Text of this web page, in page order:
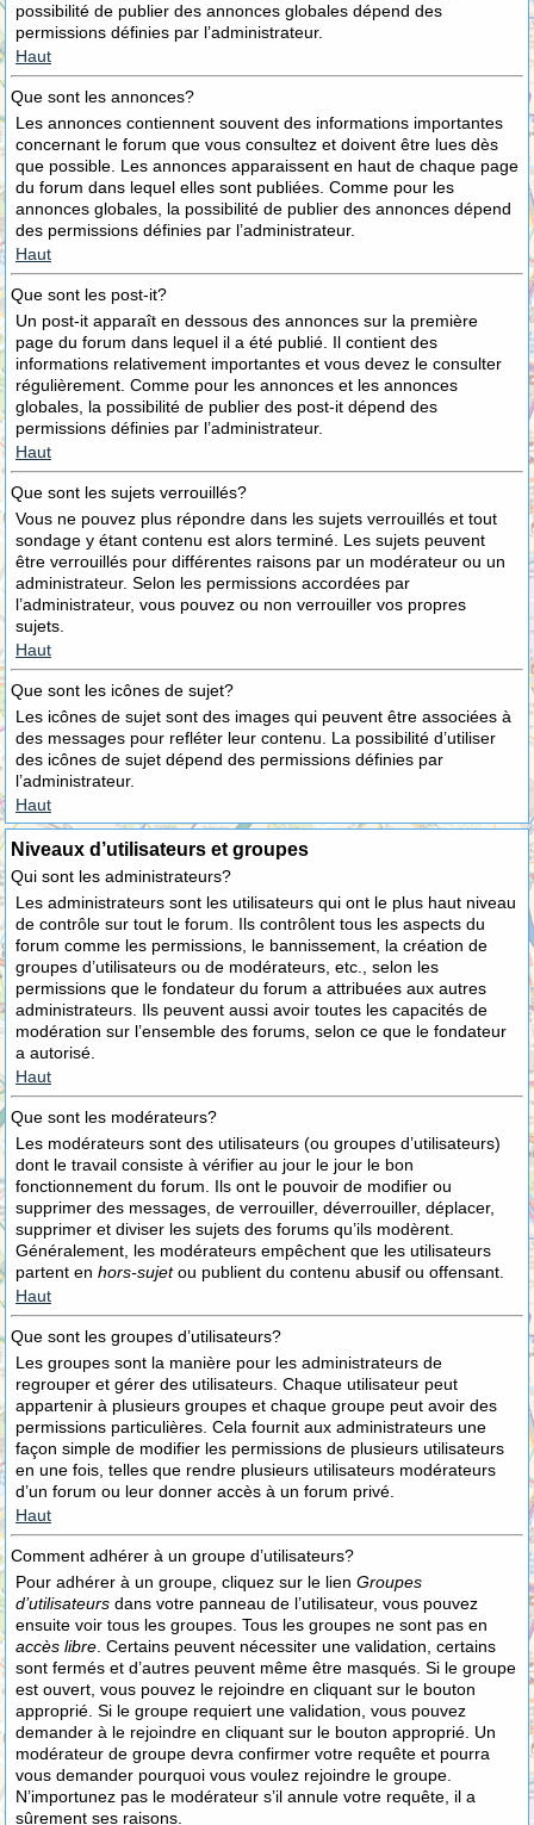
possibilité de publier des annonces globales dépend des
permissions définies par l’administrateur.
Haut
Que sont les annonces?
Les annonces contiennent souvent des informations importantes
concernant le forum que vous consultez et doivent être lues dès
que possible. Les annonces apparaissent en haut de chaque page
du forum dans lequel elles sont publiées. Comme pour les
annonces globales, la possibilité de publier des annonces dépend
des permissions définies par l’administrateur.
Haut
Que sont les post-it?
Un post-it apparaît en dessous des annonces sur la première
page du forum dans lequel il a été publié. Il contient des
informations relativement importantes et vous devez le consulter
régulièrement. Comme pour les annonces et les annonces
globales, la possibilité de publier des post-it dépend des
permissions définies par l’administrateur.
Haut
Que sont les sujets verrouillés?
Vous ne pouvez plus répondre dans les sujets verrouillés et tout
sondage y étant contenu est alors terminé. Les sujets peuvent
être verrouillés pour différentes raisons par un modérateur ou un
administrateur. Selon les permissions accordées par
l’administrateur, vous pouvez ou non verrouiller vos propres
sujets.
Haut
Que sont les icônes de sujet?
Les icônes de sujet sont des images qui peuvent être associées à
des messages pour refléter leur contenu. La possibilité d’utiliser
des icônes de sujet dépend des permissions définies par
l’administrateur.
Haut
Niveaux d’utilisateurs et groupes
Qui sont les administrateurs?
Les administrateurs sont les utilisateurs qui ont le plus haut niveau
de contrôle sur tout le forum. Ils contrôlent tous les aspects du
forum comme les permissions, le bannissement, la création de
groupes d’utilisateurs ou de modérateurs, etc., selon les
permissions que le fondateur du forum a attribuées aux autres
administrateurs. Ils peuvent aussi avoir toutes les capacités de
modération sur l’ensemble des forums, selon ce que le fondateur
a autorisé.
Haut
Que sont les modérateurs?
Les modérateurs sont des utilisateurs (ou groupes d’utilisateurs)
dont le travail consiste à vérifier au jour le jour le bon
fonctionnement du forum. Ils ont le pouvoir de modifier ou
supprimer des messages, de verrouiller, déverrouiller, déplacer,
supprimer et diviser les sujets des forums qu’ils modèrent.
Généralement, les modérateurs empêchent que les utilisateurs
partent en hors-sujetou publient du contenu abusif ou offensant.
Haut
Que sont les groupes d’utilisateurs?
Les groupes sont la manière pour les administrateurs de
regrouper et gérer des utilisateurs. Chaque utilisateur peut
appartenir à plusieurs groupes et chaque groupe peut avoir des
permissions particulières. Cela fournit aux administrateurs une
façon simple de modifier les permissions de plusieurs utilisateurs
en une fois, telles que rendre plusieurs utilisateurs modérateurs
d’un forum ou leur donner accès à un forum privé.
Haut
Comment adhérer à un groupe d’utilisateurs?
Pour adhérer à un groupe, cliquez sur le lien Groupes
d’utilisateurs dans votre panneau de l’utilisateur, vous pouvez
ensuite voir tous les groupes. Tous les groupes ne sont pas en
accès libre . Certains peuvent nécessiter une validation, certains
sont fermés et d’autres peuvent même être masqués. Si le groupe
est ouvert, vous pouvez le rejoindre en cliquant sur le bouton
approprié. Si le groupe requiert une validation, vous pouvez
demander à le rejoindre en cliquant sur le bouton approprié. Un
modérateur de groupe devra confirmer votre requête et pourra
vous demander pourquoi vous voulez rejoindre le groupe.
N’importunez pas le modérateur s’il annule votre requête, il a
sûrement ses raisons.